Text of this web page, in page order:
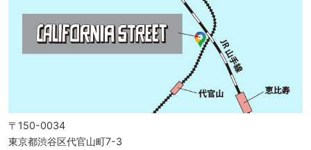
〒150-0034
東京都渋谷区代官山町7-3